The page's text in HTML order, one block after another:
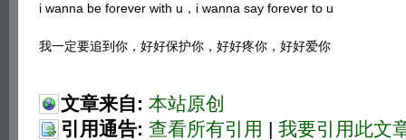
i wanna be forever with u，i wanna say forever to u
我一定要追到你，好好保护你，好好疼你，好好爱你
文章来自: 本站原创
引用通告: 查看所有引用 | 我要引用此文